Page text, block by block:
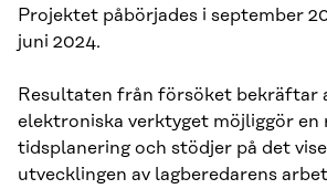
Projektet påbörjades i september
juni 2024.
Resultaten från försöket bekräftar
elektroniska verktyget möjliggör en
tidsplanering och stödjer på det
utvecklingen av lagberedarens